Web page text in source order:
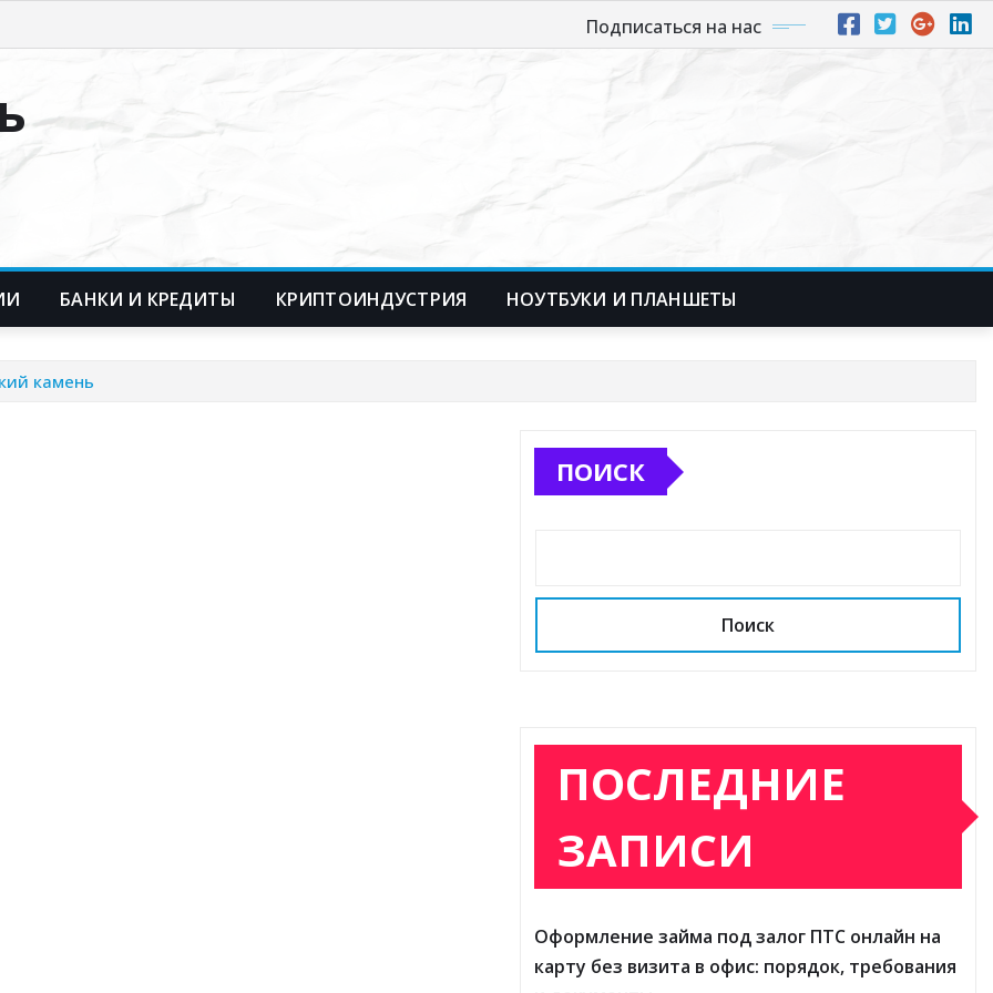
Подписаться на нас
БАНКИ И КРЕДИТЫ КРИПТОИНДУСТРИЯ НОУТБУКИ И ПЛАНШЕТЫ
камень
ПОИСК
Поиск
ПОСЛЕДНИЕ
ЗАПИСИ
Оформление займа под залог ПТС онлайн на
карту без визита в офис: порядок, требования